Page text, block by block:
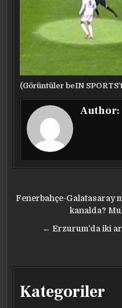
(Görüntüler beIN
Author:
Yazı
gezinmesi
Fenerbahçe-Galatasaray
kanalda?
← Erzurum’da iki
Kategoriler